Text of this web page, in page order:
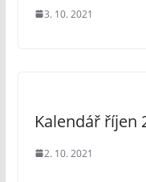
3. 10. 2021
Kalendář říjen
2. 10. 2021